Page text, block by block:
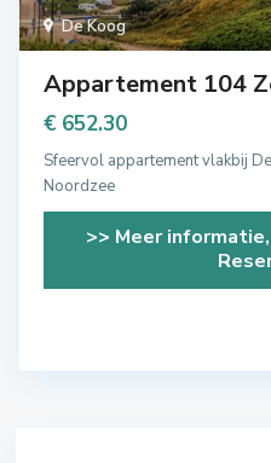
De Koog
Appartement 104
€ 652.30
Sfeervol appartement vlakbij
Noordzee
>> Meer